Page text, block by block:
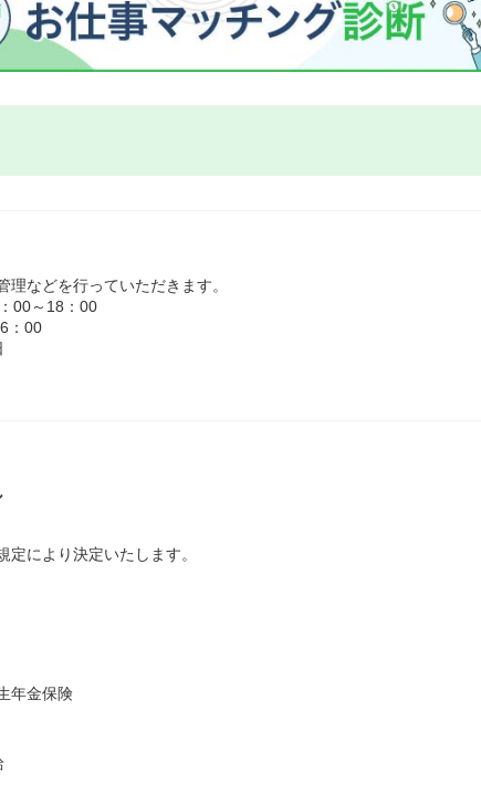
などを行っていただきます。
00～18：00
00
により決定いたします。
年金保険